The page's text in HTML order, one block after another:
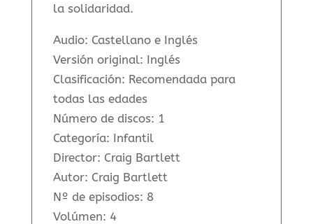
la solidaridad.
Audio: Castellano e Inglés
Versión original: Inglés
Clasificación: Recomendada para
todas las edades
Número de discos: 1
Categoría: Infantil
Director: Craig Bartlett
Autor: Craig Bartlett
Nº de episodios: 8
Volúmen: 4